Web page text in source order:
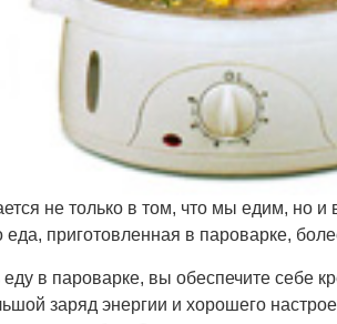
не только в том, что мы едим, но
еда, приготовленная в пароварке,
еду в пароварке, вы обеспечите себе
заряд энергии и хорошего